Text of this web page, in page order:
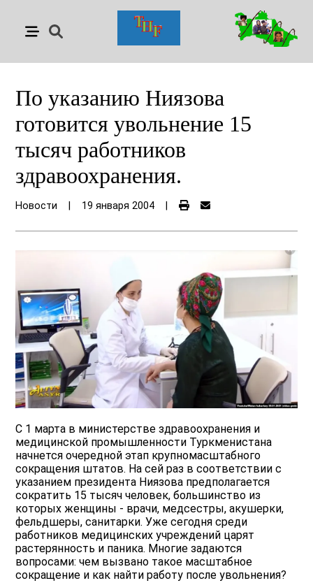
По указанию Ниязова
готовится увольнение 15
тысяч работников
здравоохранения.
Новости 19 января 2004
С 1 марта в министерстве здравоохранения и
медицинской промышленности Туркменистана
начнется очередной этап крупномасштабного
сокращения штатов. На сей раз в соответствии с
указанием президента Ниязова предполагается
сократить 15 тысяч человек, большинство из
которых женщины - врачи, медсестры, акушерки,
фельдшеры, санитарки. Уже сегодня среди
работников медицинских учреждений царят
растерянность и паника. Многие задаются
вопросами: чем вызвано такое масштабное
сокращение и как найти работу после увольнения?